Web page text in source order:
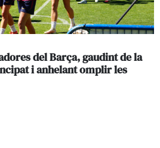
del Barça, gaudint de la
i anhelant omplir les